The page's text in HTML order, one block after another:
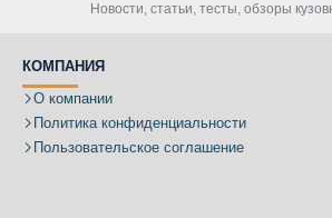
Новости, статьи, тесты, обзоры
КОМПАНИЯ
О компании
Политика конфиденциальности
Пользовательское соглашение